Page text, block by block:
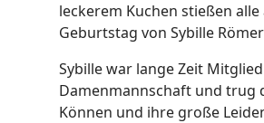
leckerem Kuchen stießen alle
Geburtstag von Sybille
Sybille war lange Zeit
Damenmannschaft und trug
Können und ihre große